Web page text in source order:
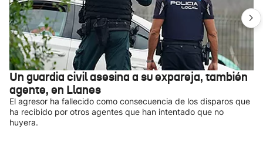
Un guardia civil asesina a su expareja, también
agente, en Llanes
El agresor ha fallecido como consecuencia de los disparos que
ha recibido por otros agentes que han intentado que no
huyera.